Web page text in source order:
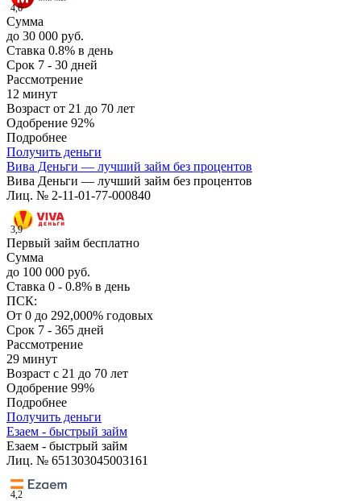
4,6
Сумма
до 30 000 руб.
Ставка 0.8% в день
Срок 7 - 30 дней
Рассмотрение
12 минут
Возраст от 21 до 70 лет
Одобрение 92%
Подробнее
Получить деньги
Вива Деньги — лучший займ без процентов
Вива Деньги — лучший займ без процентов
Лиц. № 2-11-01-77-000840
3,9
Первый займ бесплатно
Сумма
до 100 000 руб.
Ставка 0 - 0.8% в день
ПСК:
От 0 до 292,000% годовых
Срок 7 - 365 дней
Рассмотрение
29 минут
Возраст с 21 до 70 лет
Одобрение 99%
Подробнее
Получить деньги
Езаем - быстрый займ
Езаем - быстрый займ
Лиц. № 651303045003161
4,2